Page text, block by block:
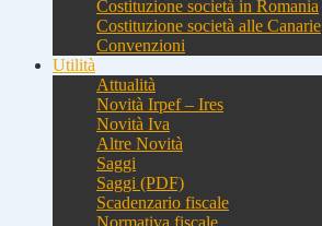
Costituzione società in Romania
Costituzione società alle Canarie
Convenzioni
Utilità
Attualità
Novità Irpef – Ires
Novità Iva
Altre Novità
Saggi
Saggi (PDF)
Scadenzario fiscale
Normativa fiscale